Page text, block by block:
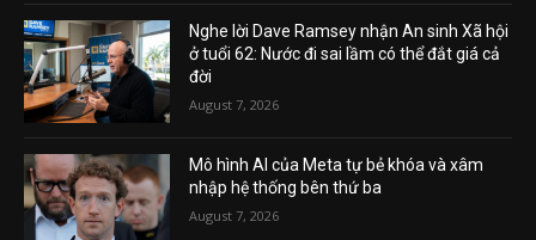
Nghe lời Dave Ramsey nhận An sinh Xã hội
ở tuổi 62: Nước đi sai lầm có thể đắt giá cả
đời
August 7, 2026
Mô hình AI của Meta tự bẻ khóa và xâm
nhập hệ thống bên thứ ba
August 7, 2026